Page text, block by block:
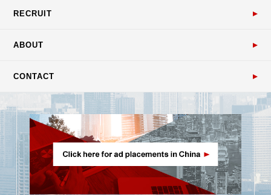
RECRUIT
ABOUT
CONTACT